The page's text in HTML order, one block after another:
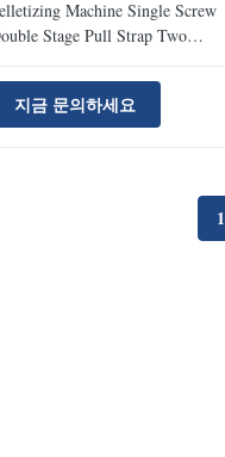
Machine Single Screw
Stage Pull Strap Two
Application: 1. Applicable
plastic materials: BOPP, CPP,
LDPE, LLDPE, PET, PA,
지금 문의하세요
1